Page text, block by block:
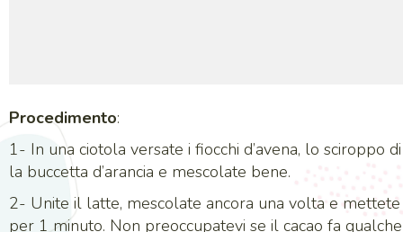
Procedimento:
1- In una ciotola versate i fiocchi d’avena, lo sciroppo
la buccetta d’arancia e mescolate bene.
2- Unite il latte, mescolate ancora una volta e
per 1 minuto. Non preoccupatevi se il cacao fa